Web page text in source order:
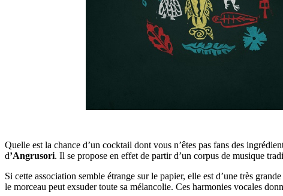
Quelle est la chance d’un cocktail dont vous n’êtes pas fans des
d’Angrusori. Il se propose en effet de partir d’un corpus de musique
Si cette association semble étrange sur le papier, elle est d’une très
le morceau peut exsuder toute sa mélancolie. Ces harmonies vocales